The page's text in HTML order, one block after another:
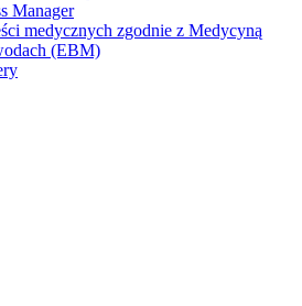
Manager
medycznych zgodnie z Medycyną
(EBM)